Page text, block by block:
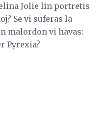
Jolie lin portretis
Se vi suferas la
malordon vi havas:
Pyrexia?